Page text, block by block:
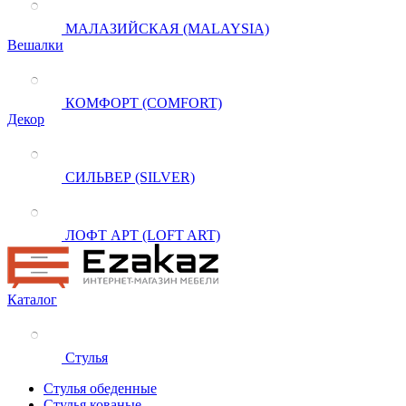
МАЛАЗИЙСКАЯ (MALAYSIA)
Вешалки
КОМФОРТ (COMFORT)
Декор
СИЛЬВЕР (SILVER)
ЛОФТ АРТ (LOFT ART)
Каталог
Стулья
Стулья обеденные